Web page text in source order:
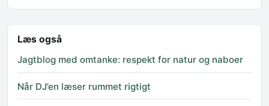
Læs også
Jagtblog med omtanke: respekt for natur og naboer
Når DJ’en læser rummet rigtigt